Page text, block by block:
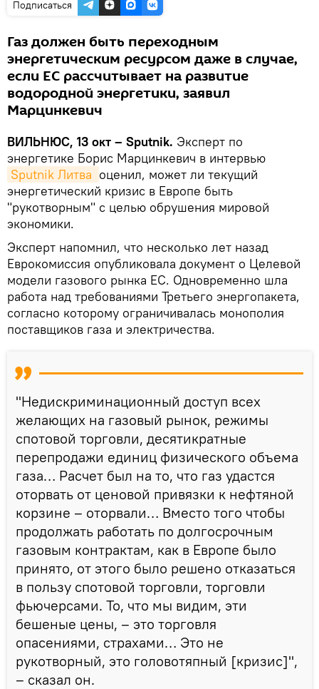
Подписаться
Газ должен быть переходным
энергетическим ресурсом даже в случае,
если ЕС рассчитывает на развитие
водородной энергетики, заявил
Марцинкевич
ВИЛЬНЮС, 13 окт – Sputnik. Эксперт по
энергетике Борис Марцинкевич в интервью
Sputnik Литва оценил, может ли текущий
энергетический кризис в Европе быть
"рукотворным" с целью обрушения мировой
экономики.
Эксперт напомнил, что несколько лет назад
Еврокомиссия опубликовала документ о Целевой
модели газового рынка ЕС. Одновременно шла
работа над требованиями Третьего энергопакета,
согласно которому ограничивалась монополия
поставщиков газа и электричества.
"Недискриминационный доступ всех
желающих на газовый рынок, режимы
спотовой торговли, десятикратные
перепродажи единиц физического объема
газа… Расчет был на то, что газ удастся
оторвать от ценовой привязки к нефтяной
корзине – оторвали… Вместо того чтобы
продолжать работать по долгосрочным
газовым контрактам, как в Европе было
принято, от этого было решено отказаться
в пользу спотовой торговли, торговли
фьючерсами. То, что мы видим, эти
бешеные цены, – это торговля
опасениями, страхами… Это не
рукотворный, это головотяпный [кризис]",
– сказал он.